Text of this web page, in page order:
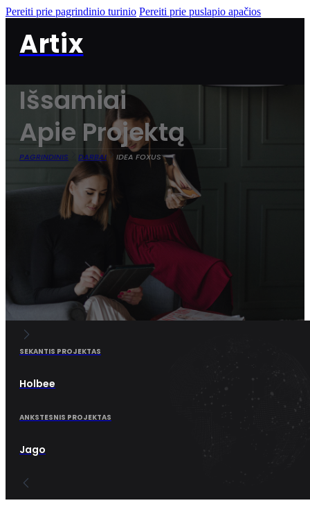
Pereiti prie pagrindinio turinio Pereiti prie puslapio apačios
Artix
Išsamiai
Apie Projektą
PAGRINDINIS DARBAI IDEA FOXUS
SEKANTIS PROJEKTAS
Holbee
ANKSTESNIS PROJEKTAS
Jago